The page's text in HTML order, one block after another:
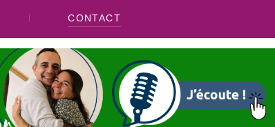
CONTACT